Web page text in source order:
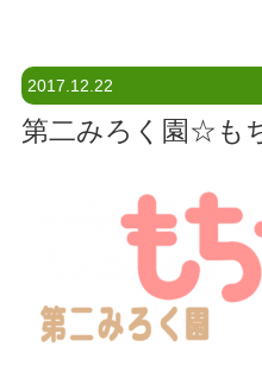
2017.12.22
第二みろく園☆も